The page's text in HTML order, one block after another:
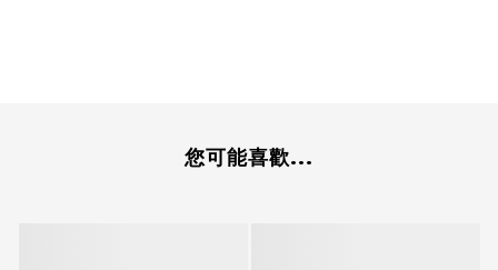
您可能喜歡...